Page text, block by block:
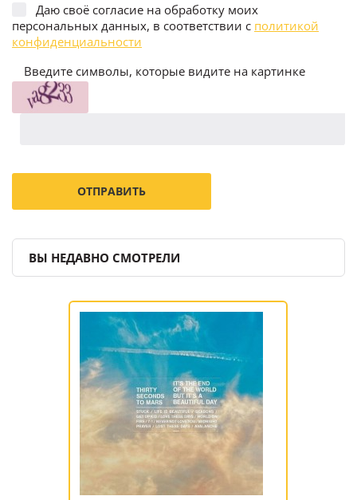
Даю своё согласие на обработку моих
персональных данных, в соответствии с политикой
конфиденциальности
Введите символы, которые видите на картинке
ВЫ НЕДАВНО СМОТРЕЛИ